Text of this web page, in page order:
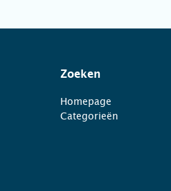
Zoeken
Homepage
Categorieën